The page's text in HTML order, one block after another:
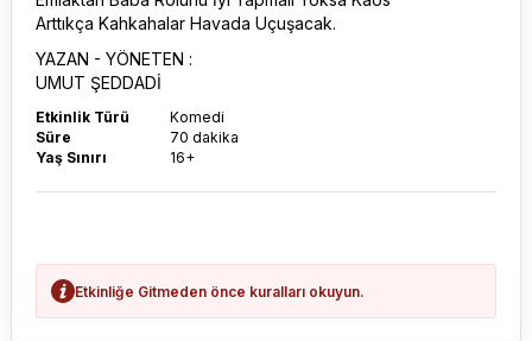
Arttıkça Kahkahalar Havada Uçuşacak.
YAZAN - YÖNETEN :
UMUT ŞEDDADİ
Etkinlik Türü
Komedi
Süre
70 dakika
Yaş Sınırı
16+
Etkinliğe Gitmeden önce kuralları okuyun.